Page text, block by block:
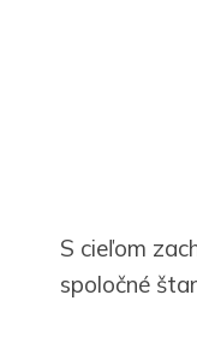
S cieľom
spoločné